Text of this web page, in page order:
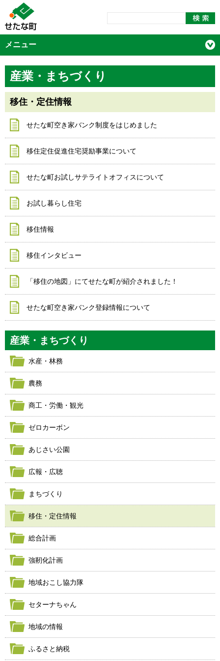
メニュー
産業・まちづくり
移住・定住情報
せたな町空き家バンク制度をはじめました
移住定住促進住宅奨励事業について
せたな町お試しサテライトオフィスについて
お試し暮らし住宅
移住情報
移住インタビュー
「移住の地図」にてせたな町が紹介されました！
せたな町空き家バンク登録情報について
産業・まちづくり
水産・林務
農務
商工・労働・観光
ゼロカーボン
あじさい公園
広報・広聴
まちづくり
移住・定住情報
総合計画
強靭化計画
地域おこし協力隊
セターナちゃん
地域の情報
ふるさと納税